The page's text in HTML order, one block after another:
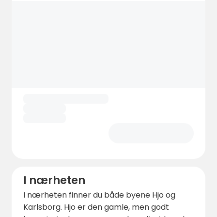
I nærheten
I nærheten finner du både byene Hjo og
Karlsborg. Hjo er den gamle, men godt